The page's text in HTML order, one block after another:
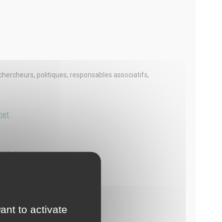
politiques, responsables associatifs,
ci-dessous :
to activate